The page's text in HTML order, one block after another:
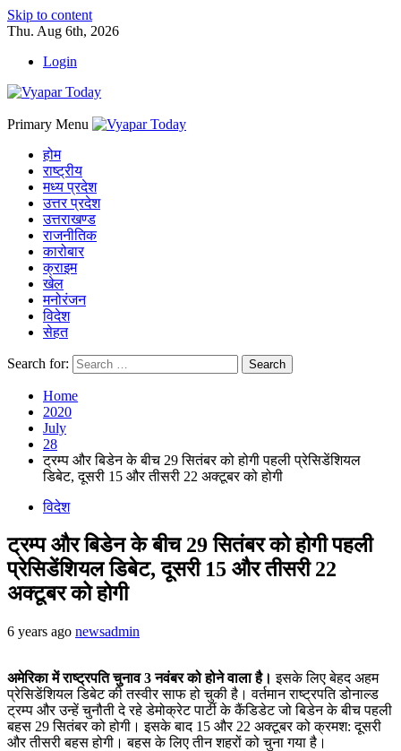
Skip to content
Thu. Aug 6th, 2026
Login
Primary Menu
होम
राष्ट्रीय
मध्य प्रदेश
उत्तर प्रदेश
उत्तराखण्ड
राजनीतिक
कारोबार
क्राइम
खेल
मनोरंजन
विदेश
सेहत
Search for:
Home
2020
July
28
ट्रम्प और बिडेन के बीच 29 सितंबर को होगी पहली प्रेसिडेंशियल
डिबेट, दूसरी 15 और तीसरी 22 अक्टूबर को होगी
विदेश
ट्रम्प और बिडेन के बीच 29 सितंबर को होगी पहली
प्रेसिडेंशियल डिबेट, दूसरी 15 और तीसरी 22
अक्टूबर को होगी
6 years ago newsadmin
अमेरिका में राष्ट्रपति चुनाव 3 नवंबर को होने वाला है। इसके लिए बेहद अहम
प्रेसिडेंशियल डिबेट की तस्वीर साफ हो चुकी है। वर्तमान राष्ट्रपति डोनाल्ड
ट्रम्प और उन्हें चुनौती दे रहे डेमोक्रेट पार्टी के कैंडिडेट जो बिडेन के बीच पहली
बहस 29 सितंबर को होगी। इसके बाद 15 और 22 अक्टूबर को क्रमश: दूसरी
और तीसरी बहस होगी। बहस के लिए तीन शहरों को चुना गया है।